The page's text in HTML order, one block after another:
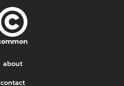
about
contact